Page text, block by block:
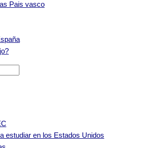
Pais vasco
estudiar en los Estados Unidos